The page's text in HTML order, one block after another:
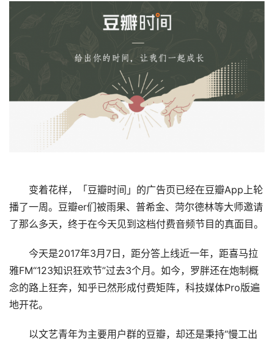
变着花样，「豆瓣时间」的广告页已经在豆瓣App上轮
播了一周。豆瓣er们被雨果、普希金、菏尔德林等大师邀请
了那么多天，终于在今天见到这档付费音频节目的真面目。
今天是2017年3月7日，距分答上线近一年，距喜马拉
雅FM“123知识狂欢节”过去3个月。如今，罗胖还在炮制概
念的路上狂奔，知乎已然形成付费矩阵，科技媒体Pro版遍
地开花。
以文艺青年为主要用户群的豆瓣，却还是秉持“慢工出